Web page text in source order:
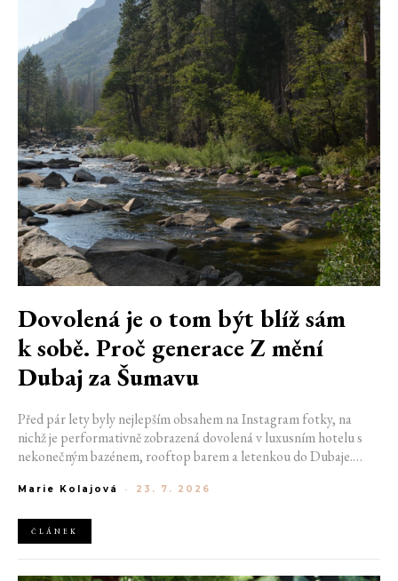
Dovolená je o tom být blíž sám
k sobě. Proč generace Z mění
Dubaj za Šumavu
Před pár lety byly nejlepším obsahem na Instagram fotky, na
nichž je performativně zobrazená dovolená v luxusním hotelu s
nekonečným bazénem, rooftop barem a letenkou do Dubaje.
horách. Ranní koupání v lomu. Výlet vlakem na Šumavu.
Marie Kolajová - 23. 7. 2026
ČLÁNEK